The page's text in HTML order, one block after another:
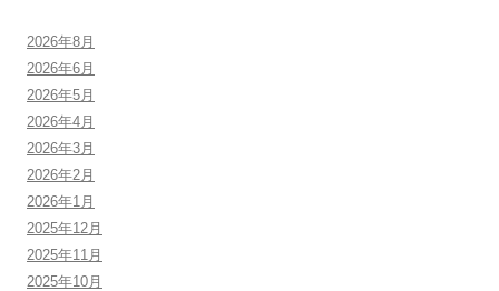
2026年8月
2026年6月
2026年5月
2026年4月
2026年3月
2026年2月
2026年1月
2025年12月
2025年11月
2025年10月